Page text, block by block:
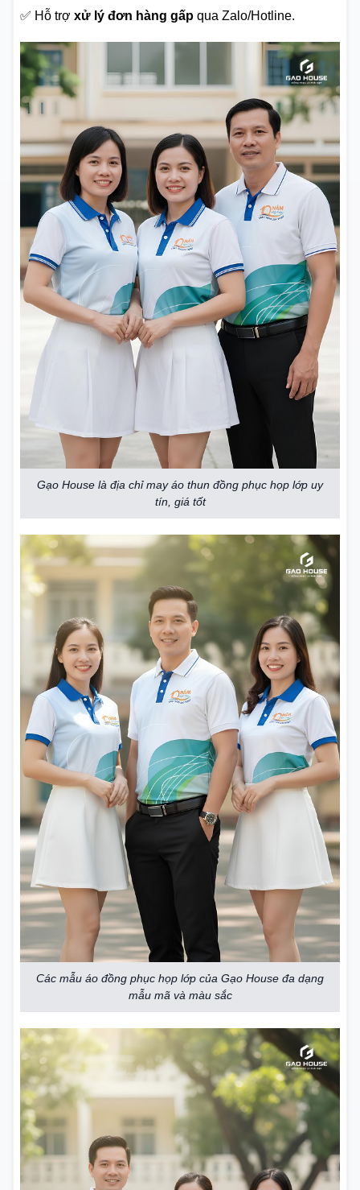
✅ Hỗ trợ xử lý đơn hàng gấp qua Zalo/Hotline.
Gạo House là địa chỉ may áo thun đồng phục họp lớp uy
tín, giá tốt
Các mẫu áo đồng phục họp lớp của Gạo House đa dạng
mẫu mã và màu sắc